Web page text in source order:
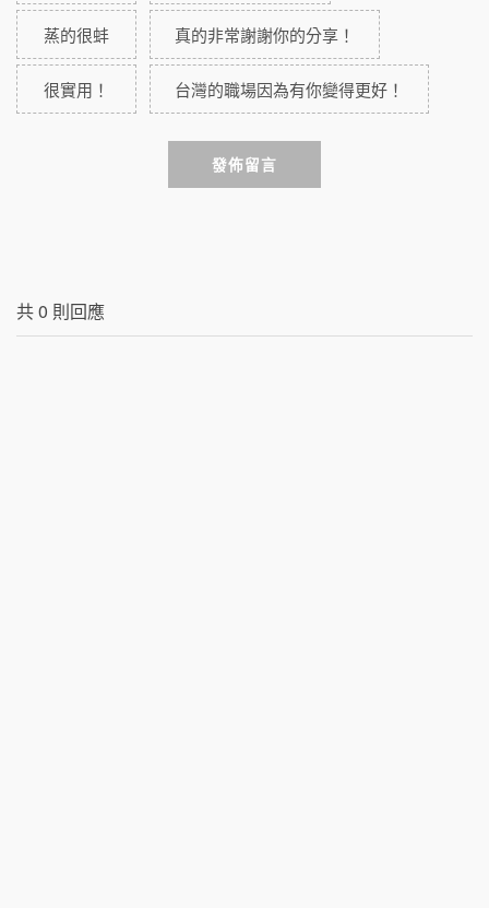
蒸的很蚌 真的非常謝謝你的分享！
很實用！ 台灣的職場因為有你變得更好！
發佈留言
共0 則回應